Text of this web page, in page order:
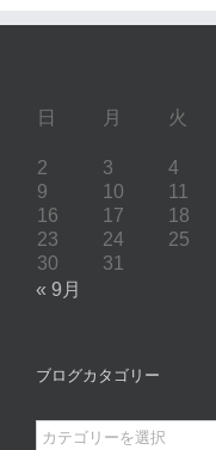
日 月 火
2
3 4
9
10 11
16
17 18
23
24 25
30
31
« 9月
ブログカタゴリー
ブ